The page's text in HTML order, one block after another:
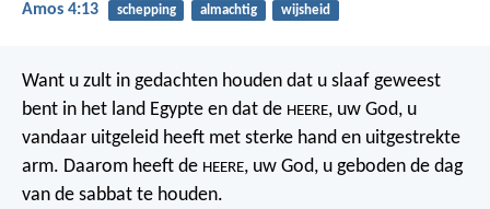
Amos 4:13 schepping almachtig wijsheid
Want u zult in gedachten houden dat u slaaf geweest
bent in het land Egypte en dat de HEERE, uw God, u
vandaar uitgeleid heeft met sterke hand en uitgestrekte
arm. Daarom heeft de HEERE, uw God, u geboden de dag
van de sabbat te houden.